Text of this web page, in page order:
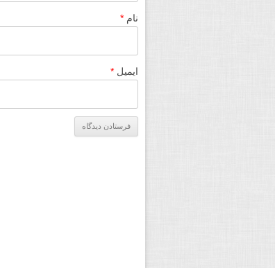
نام *
ایمیل *